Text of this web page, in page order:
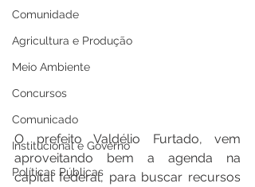
Comunidade
Agricultura e Produção
Meio Ambiente
Concursos
Comunicado
Institucional e Governo
Políticas Públicas
O prefeito Valdélio Furtado, vem
aproveitando bem a agenda na
capital federal, para buscar recursos